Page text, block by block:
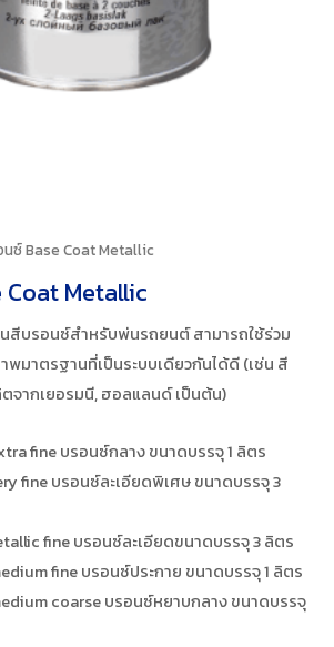
ซ์ Base Coat Metallic
Metallic
นสีบรอนซ์สำหรับพ่นรถยนต์ สามารถใช้ร่วม
าตรฐานที่เป็นระบบเดียวกันได้ดี (เช่น สี
ากเยอรมนี, ฮอลแลนด์ เป็นต้น)
fine บรอนซ์กลาง ขนาดบรรจุ 1 ลิตร
fine บรอนซ์ละเอียดพิเศษ ขนาดบรรจุ 3
fine บรอนซ์ละเอียดขนาดบรรจุ 3 ลิตร
fine บรอนซ์ประกาย ขนาดบรรจุ 1 ลิตร
coarse บรอนซ์หยาบกลาง ขนาดบรรจุ